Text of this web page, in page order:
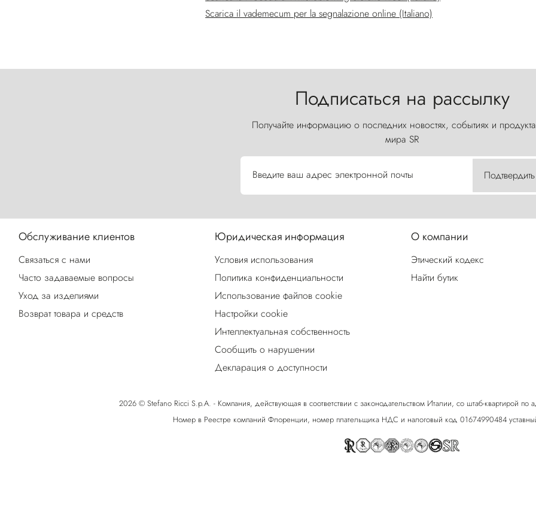
Scarica il vademecum per la segnalazione online (Italiano)
Подписаться на рассылку
Получайте информацию о последних новостях, событиях и
мира SR
Введите ваш адрес электронной почты Подтвердить
Обслуживание клиентов
Связаться с нами
Часто задаваемые вопросы
Уход за изделиями
Возврат товара и средств
Юридическая информация
Условия использования
Политика конфиденциальности
Использование файлов cookie
Настройки cookie
Интеллектуальная собственность
Сообщить о нарушении
Декларация о доступности
О компании
Этический кодекс
Найти бутик
2026 © Stefano Ricci S.p.A. - Компания, действующая в соответствии с законодательством Италии, со штаб-квартирой по
Номер в Реестре компаний Флоренции, номер плательщика НДС и налоговый код 01674990484